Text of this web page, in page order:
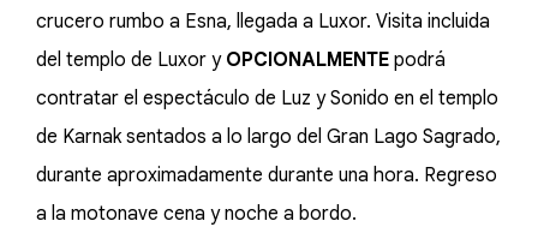
crucero rumbo a Esna, llegada a Luxor. Visita incluida
del templo de Luxor y OPCIONALMENTE podrá
contratar el espectáculo de Luz y Sonido en el templo
de Karnak sentados a lo largo del Gran Lago Sagrado,
durante aproximadamente durante una hora. Regreso
a la motonave cena y noche a bordo.